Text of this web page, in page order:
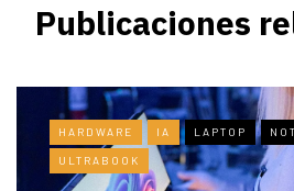
Publicaciones
HARDWARE IA LAPTOP
ULTRABOOK